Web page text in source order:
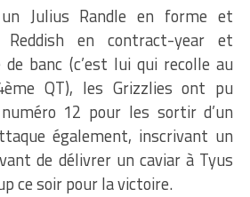
Julius Randle en forme et
en contract-year et
banc (c’est lui qui recolle au
QT), les Grizzlies ont pu
12 pour les sortir d’un
également, inscrivant un
de délivrer un caviar à Tyus
ce soir pour la victoire.